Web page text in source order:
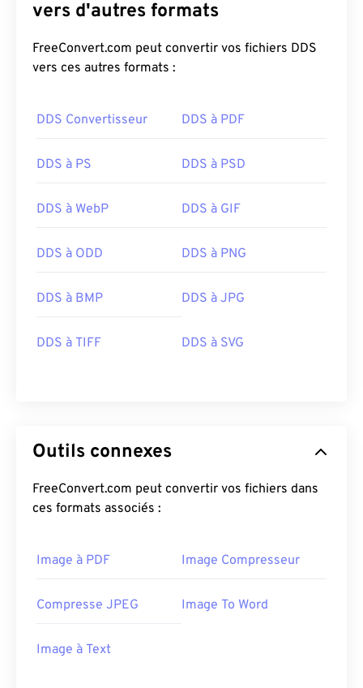
vers d'autres formats
FreeConvert.com peut convertir vos fichiers DDS
vers ces autres formats :
DDS Convertisseur DDS à PDF
DDS à PS DDS à PSD
DDS à WebP DDS à GIF
DDS à ODD DDS à PNG
DDS à BMP DDS à JPG
DDS à TIFF DDS à SVG
Outils connexes
FreeConvert.com peut convertir vos fichiers dans
ces formats associés :
Image à PDF Image Compresseur
Compresse JPEG Image To Word
Image à Text